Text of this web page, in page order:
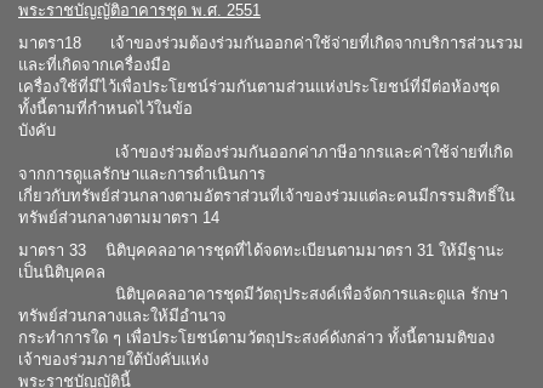
พระราชบัญญัติอาคารชุด พ.ศ. 2551
มาตรา18 เจ้าของร่วมต้องร่วมกันออกค่าใช้จ่ายที่เกิดจากบริการส่วนรวม
และที่เกิดจากเครื่องมือ
เครื่องใช้ที่มีไว้เพื่อประโยชน์ร่วมกันตามส่วนแห่งประโยชน์ที่มีต่อห้องชุด
ทั้งนี้ตามที่กําหนดไว้ในข้อ
บังคับ
เจ้าของร่วมต้องร่วมกันออกค่าภาษีอากรและค่าใช้จ่ายที่เกิด
จากการดูแลรักษาและการดําเนินการ
เกี่ยวกับทรัพย์ส่วนกลางตามอัตราส่วนที่เจ้าของร่วมแต่ละคนมีกรรมสิทธิ์ใน
ทรัพย์ส่วนกลางตามมาตรา 14
มาตรา 33 นิติบุคคลอาคารชุดที่ได้จดทะเบียนตามมาตรา 31 ให้มีฐานะ
เป็นนิติบุคคล
นิติบุคคลอาคารชุดมีวัตถุประสงค์เพื่อจัดการและดูแล รักษา
ทรัพย์ส่วนกลางและให้มีอํานาจ
กระทําการใด ๆ เพื่อประโยชน์ตามวัตถุประสงค์ดังกล่าว ทั้งนี้ตามมติของ
เจ้าของร่วมภายใต้บังคับแห่ง
พระราชบัญญัตินี้